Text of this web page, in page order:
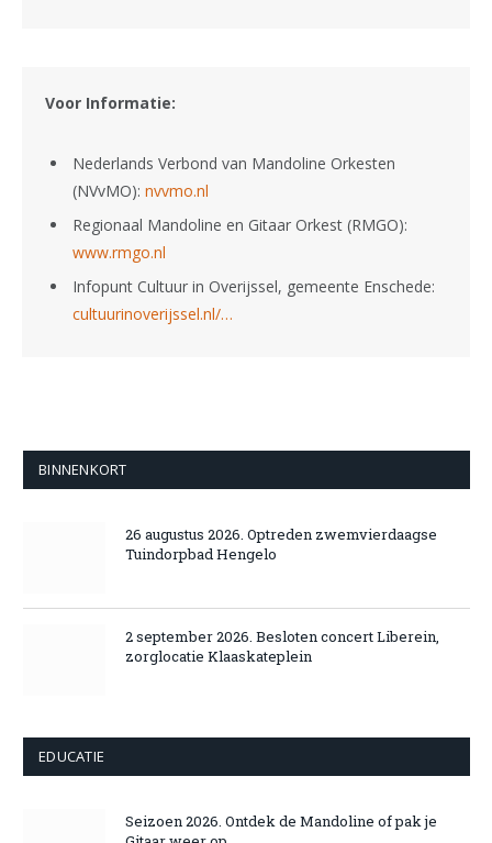
Voor Informatie:
Nederlands Verbond van Mandoline Orkesten
(NVvMO): nvvmo.nl
Regionaal Mandoline en Gitaar Orkest (RMGO):
www.rmgo.nl
Infopunt Cultuur in Overijssel, gemeente Enschede:
cultuurinoverijssel.nl/…
BINNENKORT
26 augustus 2026. Optreden zwemvierdaagse
Tuindorpbad Hengelo
2 september 2026. Besloten concert Liberein,
zorglocatie Klaaskateplein
EDUCATIE
Seizoen 2026. Ontdek de Mandoline of pak je